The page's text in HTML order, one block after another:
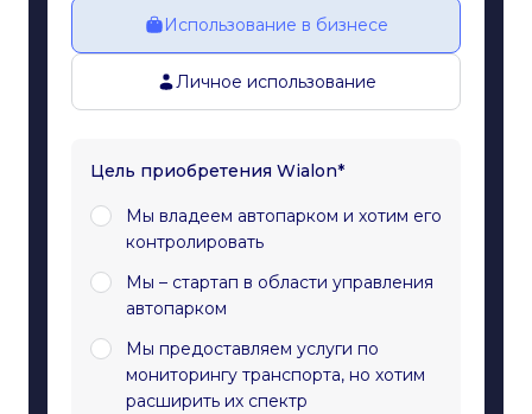
Использование в бизнесе
Личное использование
Цель приобретения Wialon*
Мы владеем автопарком и хотим его
контролировать
Мы – стартап в области управления
автопарком
Мы предоставляем услуги по
мониторингу транспорта, но хотим
расширить их спектр